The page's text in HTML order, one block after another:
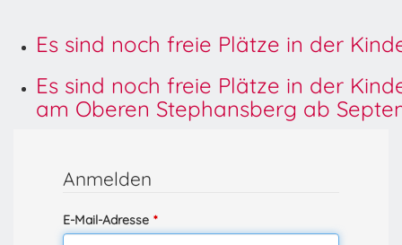
Es sind noch freie Plätze in der
Es sind noch freie Plätze in der
am Oberen Stephansberg ab
Anmelden
E-Mail-Adresse